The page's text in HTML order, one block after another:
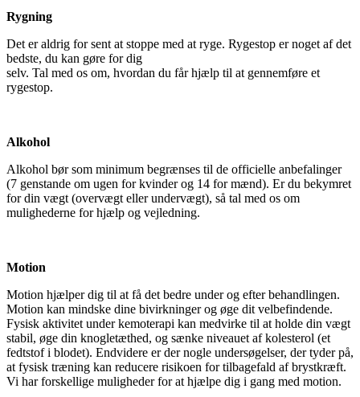
Rygning
Det er aldrig for sent at stoppe med at ryge. Rygestop er noget af det
bedste, du kan gøre for dig
selv. Tal med os om, hvordan du får hjælp til at gennemføre et
rygestop.
Alkohol
Alkohol bør som minimum begrænses til de officielle anbefalinger
(7 genstande om ugen for kvinder og 14 for mænd). Er du bekymret
for din vægt (overvægt eller undervægt), så tal med os om
mulighederne for hjælp og vejledning.
Motion
Motion hjælper dig til at få det bedre under og efter behandlingen.
Motion kan mindske dine bivirkninger og øge dit velbefindende.
Fysisk aktivitet under kemoterapi kan medvirke til at holde din vægt
stabil, øge din knogletæthed, og sænke niveauet af kolesterol (et
fedtstof i blodet). Endvidere er der nogle undersøgelser, der tyder på,
at fysisk træning kan reducere risikoen for tilbagefald af brystkræft.
Vi har forskellige muligheder for at hjælpe dig i gang med motion.